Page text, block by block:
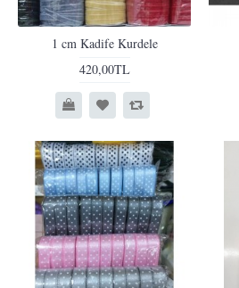
1 cm Kadife Kurdele
420,00TL